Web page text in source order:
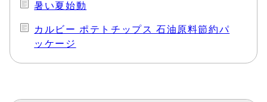
暑い夏始動
カルビー ポテトチップス 石油原料節約パ
ッケージ